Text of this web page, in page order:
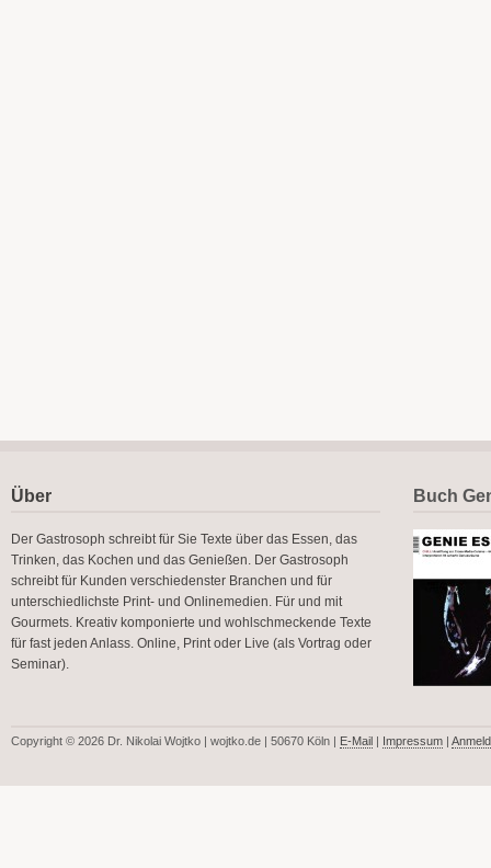
Über
Der Gastrosoph schreibt für Sie Texte über das Essen, das
Trinken, das Kochen und das Genießen. Der Gastrosoph
schreibt für Kunden verschiedenster Branchen und für
unterschiedlichste Print- und Onlinemedien. Für und mit
Gourmets. Kreativ komponierte und wohlschmeckende Texte
für fast jeden Anlass. Online, Print oder Live (als Vortrag oder
Seminar).
Buch
Copyright © 2026 Dr. Nikolai Wojtko | wojtko.de | 50670 Köln | E-Mail | Impressum |